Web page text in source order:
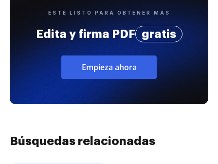
ESTÉ LISTO PARA OBTENER MÁS
Edita y firma PDF gratis
Empieza ahora
Búsquedas relacionadas